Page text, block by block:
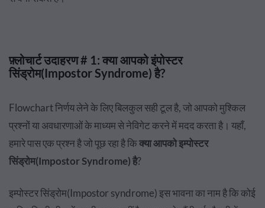
फ़्लोचार्ट उदाहरण # 1: क्या आपको इंपोस्टर
सिंड्रोम(Impostor Syndrome) है?
Flowchart निर्णय लेने के लिए बिलकुल सही टूल है, जो आपको मुश्किल
प्रश्नों या अवधारणाओं के माध्यम से नेविगेट करने में मदद करता है। यहाँ,
हमारे पास एक प्रश्न है जो पूछ रहा है किक्या आपको इम्पोस्टर
सिंड्रोम(Impostor Syndrome) है?
इम्पोस्टर सिंड्रोम(Impostor syndrome) इस भावना का नाम है कि कोई